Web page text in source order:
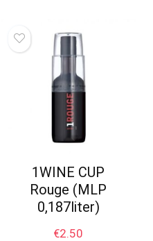
1WINE CUP
Rouge (MLP
0,187liter)
€2.50